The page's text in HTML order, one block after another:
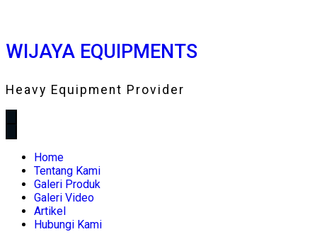
WIJAYA EQUIPMENTS
Heavy Equipment Provider
Home
Tentang Kami
Galeri Produk
Galeri Video
Artikel
Hubungi Kami